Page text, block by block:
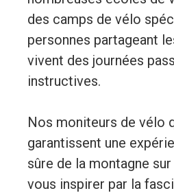
des camps de vélo
personnes partageant
vivent des journées
instructives.
Nos moniteurs de vélo
garantissent une
sûre de la montagne
vous inspirer par la